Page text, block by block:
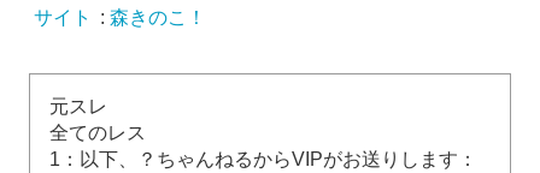
サイト
: 森きのこ！
元スレ
全てのレス
1：以下、？ちゃんねるからVIPがお送りします：